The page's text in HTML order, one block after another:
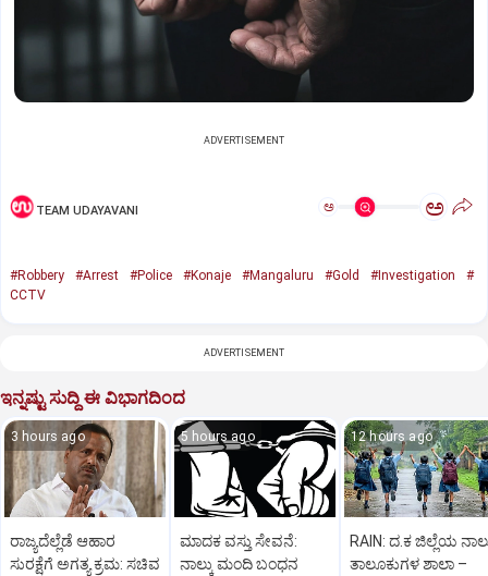
ADVERTISEMENT
TEAM UDAYAVANI ಅ ಅ
#Robbery #Arrest #Police #Konaje #Mangaluru #Gold #Investigation
#
CCTV
ADVERTISEMENT
ಇನ್ನಷ್ಟು ಸುದ್ದಿ ಈ ವಿಭಾಗದಿಂದ
3 hours ago
ರಾಜ್ಯದೆಲ್ಲೆಡೆ ಆಹಾರ
ಸುರಕ್ಷೆಗೆ ಅಗತ್ಯ ಕ್ರಮ: ಸಚಿವ
5 hours ago
ಮಾದಕ ವಸ್ತು ಸೇವನೆ:
ನಾಲ್ಕು ಮಂದಿ ಬಂಧನ
12 hours ago
RAIN: ದ.ಕ ಜಿಲ್ಲೆಯ
ತಾಲೂಕುಗಳ ಶಾಲಾ –